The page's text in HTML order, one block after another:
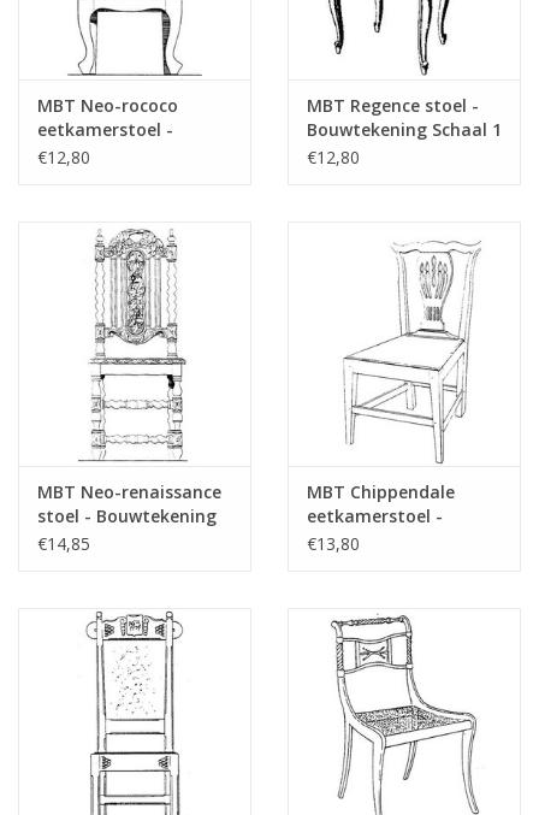
MBT Neo-rococo
eetkamerstoel -
Bouwtekening Schaal 1
€12,80
MBT Regence stoel -
Bouwtekening Schaal 1
: N/A (45.35.011)
€12,80
MBT Neo-renaissance
stoel - Bouwtekening
Schaal 1 : N/A
€14,85
MBT Chippendale
eetkamerstoel -
Bouwtekening Schaal 1
€13,80